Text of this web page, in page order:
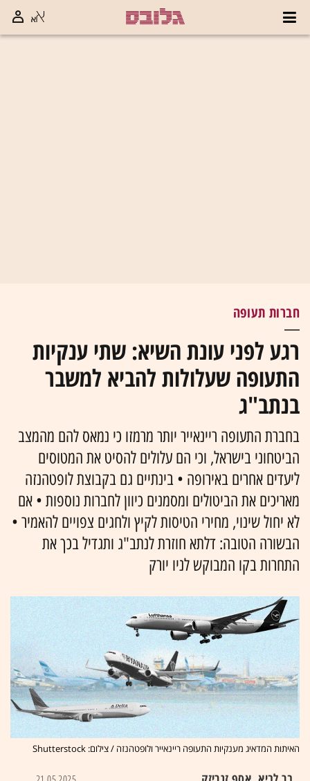
חברות תעופה
רגע לפני עונת השיא: שתי ענקיות
התעופה שעלולות להביא למשבר
בנתב"ג
בחברת התעופה ריינאייר יותר מרמזו כי נמאס להם מהמצב
הביטחוני בישראל, וכי הם עלולים להסיט את המטוסים
ליעדים אחרים באירופה • בינתיים גם בקבוצת לופטהנזה
מאריכים את הביטולים ומסמנים כיוון לחברות נוספות • אם
לא יחול שינוי, מחירי הטיסות לקיץ ולחגים צפויים להאמיר •
הבשורה הטובה: דלתא חוזרת לנתב"ג ותגדיל בכך את
התחרות בקו המבוקש לניו יורק
האיתות המדאיג מענקיות התעופה ריינאייר ולופטהנזה / צילום: Shutterstock